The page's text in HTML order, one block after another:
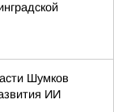
Шумков
ИИ